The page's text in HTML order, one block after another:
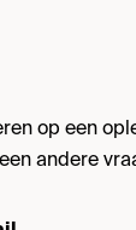
op een
andere